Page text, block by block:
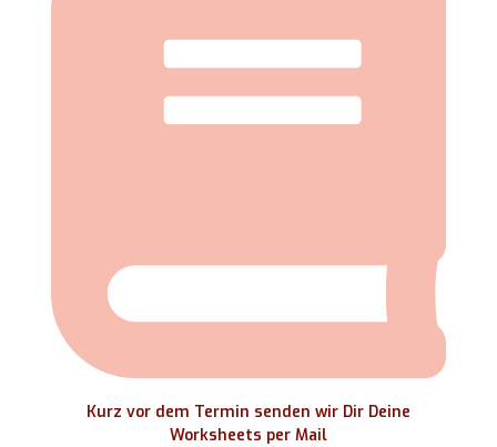
Kurz vor dem Termin senden wir Dir Deine
Worksheets per Mail